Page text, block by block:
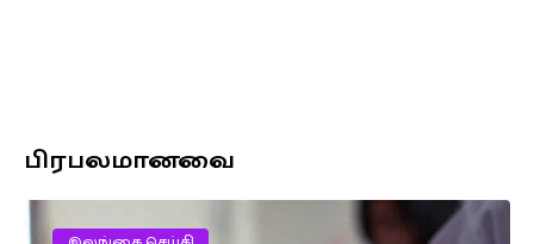
பிரபலமானவை